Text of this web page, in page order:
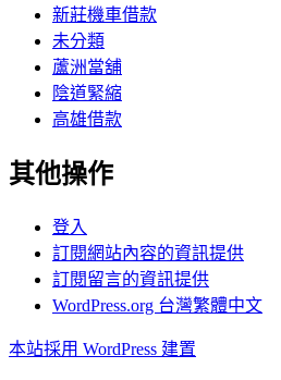
新莊機車借款
未分類
蘆洲當舖
陰道緊縮
高雄借款
其他操作
登入
訂閱網站內容的資訊提供
訂閱留言的資訊提供
WordPress.org 台灣繁體中文
本站採用 WordPress 建置